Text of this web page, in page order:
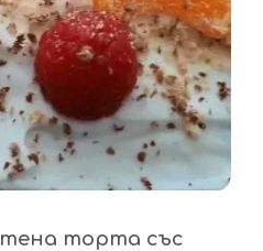
торта със